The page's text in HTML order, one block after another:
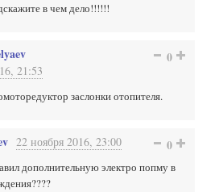
в чем дело!!!!!!
21:53
0
заслонки отопителя.
22 ноября 2016, 23:00 0
дополнительную электро попму в